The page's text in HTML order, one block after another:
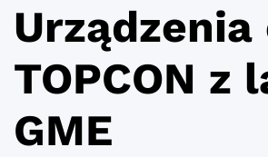
TOPCON z
GME